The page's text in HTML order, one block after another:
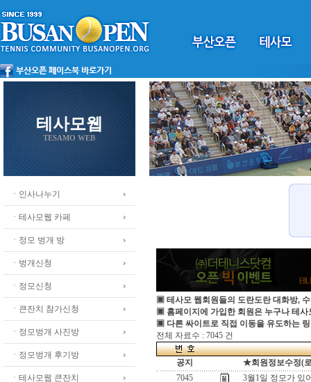
테사모웹
TESAMO WEB
ㆍ인사나누기
ㆍ테사모웹 카페
ㆍ정모 벙개 방
ㆍ벙개신청
ㆍ정모신청
ㆍ큰잔치 참가신청
ㆍ정모벙개 사진방
ㆍ정모벙개 후기방
ㆍ테사모웹 큰잔치
▣ 테사모 웹회원들의 도란도란 대화방,
▣ 홈페이지에 가입한 회원은 누구나 테사
▣ 다른 싸이트로 직접 이동을 유도하는
전체 자료수 : 7045 건
공지
★회원정보수정(
7045
3월1일 정모가 있